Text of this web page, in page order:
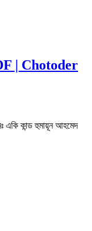
| Chotoder
একি কান্ড হুমায়ূন আহমেদ